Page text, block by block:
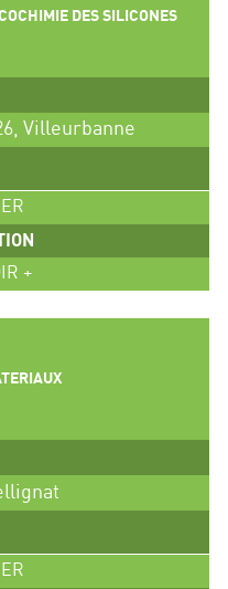
DES SILICONES
Villeurbanne
+